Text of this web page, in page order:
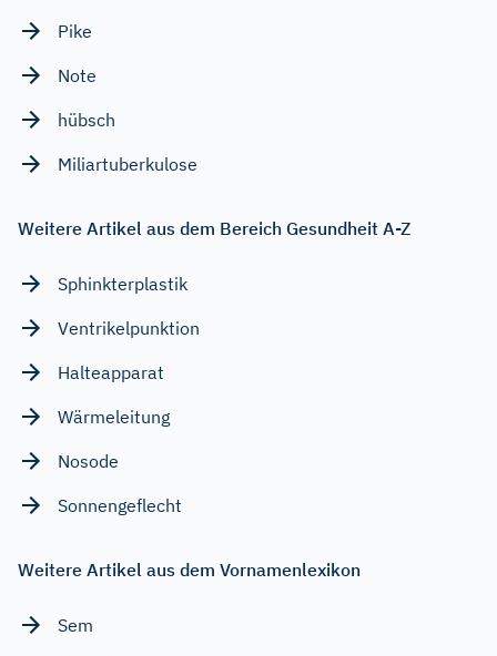
Pike
Note
hübsch
Miliartuberkulose
Weitere Artikel aus dem Bereich Gesundheit A-Z
Sphinkterplastik
Ventrikelpunktion
Halteapparat
Wärmeleitung
Nosode
Sonnengeflecht
Weitere Artikel aus dem Vornamenlexikon
Sem